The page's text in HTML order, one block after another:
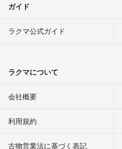
ガイド
ラクマ公式ガイド
ラクマについて
会社概要
利用規約
古物営業法に基づく表記